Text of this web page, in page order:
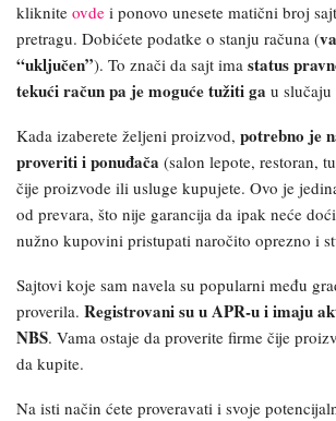
kliknite ovde i ponovo unesete matični broj
pretragu. Dobićete podatke o stanju računa (
“uključen”). To znači da sajt ima status
tekući račun pa je moguće tužitiga u slučaju
Kada izaberete željeni proizvod, potrebno je
proveriti i ponuđača (salon lepote, restoran,
čije proizvode ili usluge kupujete. Ovo je
od prevara, što nije garancija da ipak neće
nužno kupovini pristupati naročito oprezno i
Sajtovi koje sam navela su popularni među
proverila. Registrovani su u APR-u i imaju
NBS. Vama ostaje da proverite firme čije
da kupite.
Na isti način ćete proveravati i svoje